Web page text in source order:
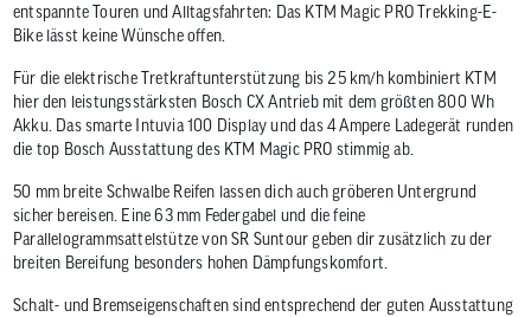
entspannte Touren und Alltagsfahrten: Das KTM Magic PRO Trekking-E-
Bike lässt keine Wünsche offen.
Für die elektrische Tretkraftunterstützung bis 25 km/h kombiniert KTM
hier den leistungsstärksten Bosch CX Antrieb mit dem größten 800 Wh
Akku. Das smarte Intuvia 100 Display und das 4 Ampere Ladegerät runden
die top Bosch Ausstattung des KTM Magic PRO stimmig ab.
50 mm breite Schwalbe Reifen lassen dich auch gröberen Untergrund
sicher bereisen. Eine 63 mm Federgabel und die feine
Parallelogrammsattelstütze von SR Suntour geben dir zusätzlich zu der
breiten Bereifung besonders hohen Dämpfungskomfort.
Schalt- und Bremseigenschaften sind entsprechend der guten Ausstattung